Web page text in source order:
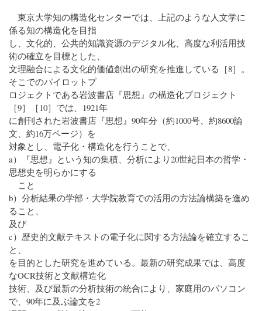
東京大学知の構造化センターでは、上記のような人文学に
係る知の構造化を目指
し、文化的、公共的知識資源のデジタル化、高度な利活用技
術の確立を目標とした、
文理融合による文化的価値創出の研究を推進している［8］。
そこでのパイロットプ
ロジェクトである岩波書店『思想』の構造化プロジェクト
［9］［10］では、1921年
に創刊された岩波書店『思想』90年分（約1000号、約8600論
文、約16万ページ）を
対象とし、電子化・構造化を行うことで、
a）『思想』という知の集積、分析により20世紀日本の哲学・
思想史を明らかにする
こと
b）分析結果の学部・大学院教育での活用の方法論構築を進め
ること、
及び
c）歴史的文献テキストの電子化に関する方法論を確立するこ
と、
を目的とした研究を進めている。最新の研究成果では、高度
なOCR技術と文献構造化
技術、及び最新の分析技術の統合により、家庭用のパソコン
で、90年に及ぶ論文を2